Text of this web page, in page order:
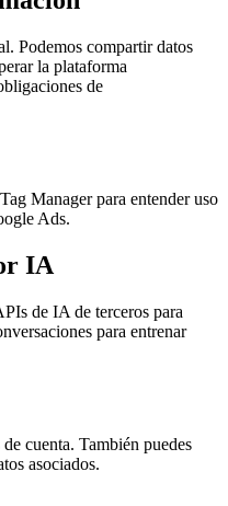
Podemos compartir datos
la plataforma
de
Manager para entender uso
Ads.
IA
de IA de terceros para
para entrenar
cuenta. También puedes
asociados.